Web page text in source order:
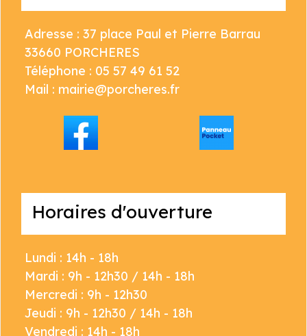
Adresse : 37 place Paul et Pierre Barrau
33660 PORCHERES
Téléphone : 05 57 49 61 52
Mail : mairie@porcheres.fr
Horaires d'ouverture
Lundi : 14h - 18h
Mardi : 9h - 12h30 / 14h - 18h
Mercredi : 9h - 12h30
Jeudi : 9h - 12h30 / 14h - 18h
Vendredi : 14h - 18h